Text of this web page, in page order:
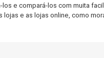
e compará-los com muita
e as lojas online, como